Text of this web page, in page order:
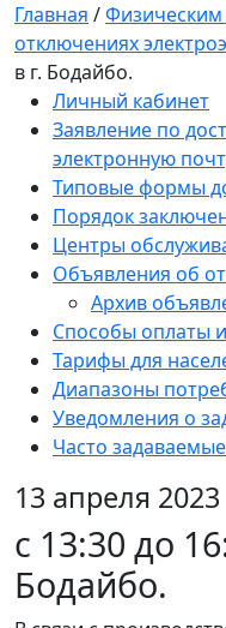
Главная /
отключениях
в г. Бодайбо.
Личный кабинет
Заявление по
электронную
Типовые формы
Порядок
Центры
Объявления об
Архив
Способы оплаты
Тарифы для
Диапазоны
Уведомления о
Часто
13 апреля 2023
с 13:30 до
Бодайбо.